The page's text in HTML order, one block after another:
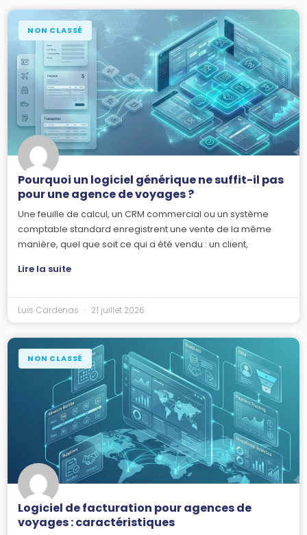
NON CLASSÉ
Pourquoi un logiciel générique ne suffit-il pas
pour une agence de voyages ?
Une feuille de calcul, un CRM commercial ou un système
comptable standard enregistrent une vente de la même
manière, quel que soit ce qui a été vendu : un client,
Lire la suite
Luis Cardenas 21 juillet 2026
NON CLASSÉ
Logiciel de facturation pour agences de
voyages : caractéristiques